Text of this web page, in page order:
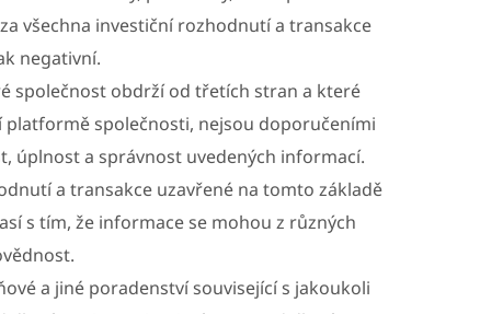
všechna investiční rozhodnutí a transakce
negativní.
společnost obdrží od třetích stran a které
společnosti, nejsou doporučeními
úplnost a správnost uvedených informací.
a transakce uzavřené na tomto základě
s tím, že informace se mohou z různých
a jiné poradenství související s jakoukoli